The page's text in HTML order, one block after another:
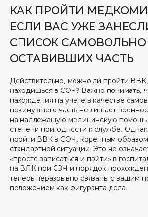
КАК ПРОЙТИ
ЕСЛИ ВАС УЖЕ
СПИСОК САМОВОЛЬНО
ОСТАВИВШИХ ЧАСТЬ
Действительно, можно ли пройти
находишься в СОЧ? Важно понимать,
нахождения на учете в качестве
покинувшего часть не лишает
на надлежащую медицинскую помощь
степени пригодности к службе.
пройти ВВК в СОЧ, коренным образом
стандартной ситуации. Это не
«просто записаться и пойти» в
на ВЛК при СЗЧ и порядок
теперь неразрывно связаны с вашим
положением как фигуранта дела.